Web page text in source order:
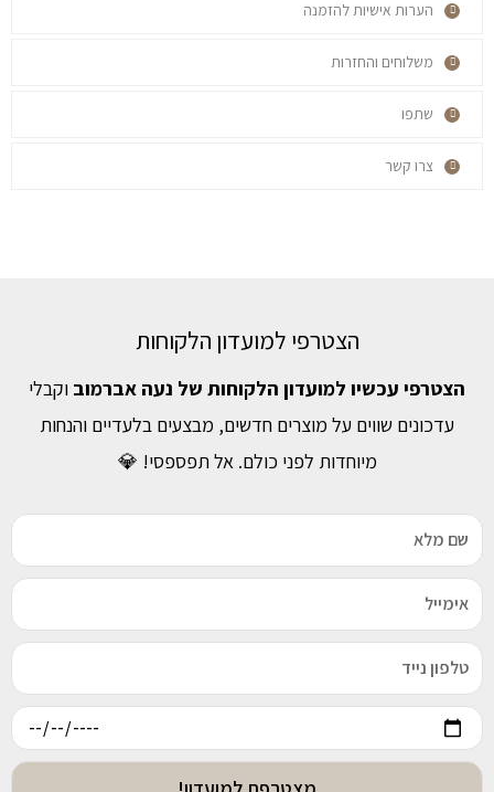
הערות אישיות להזמנה
משלוחים והחזרות
שתפו
צרו קשר
הצטרפי למועדון הלקוחות
הצטרפי עכשיו למועדון הלקוחות של נעה אברמוב וקבלי
עדכונים שווים על מוצרים חדשים, מבצעים בלעדיים והנחות
מיוחדות לפני כולם. אל תפספסי! 💎